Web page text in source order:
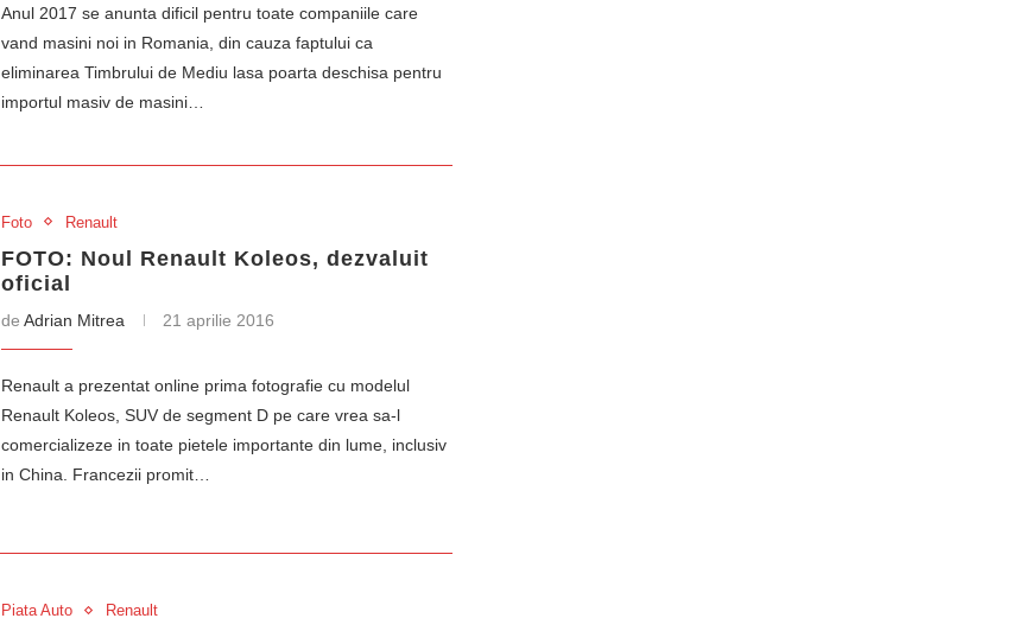
Anul 2017 se anunta dificil pentru toate companiile care
vand masini noi in Romania, din cauza faptului ca
eliminarea Timbrului de Mediu lasa poarta deschisa pentru
importul masiv de masini…
Foto Renault
FOTO: Noul Renault Koleos, dezvaluit
oficial
de Adrian Mitrea 21 aprilie 2016
Renault a prezentat online prima fotografie cu modelul
Renault Koleos, SUV de segment D pe care vrea sa-l
comercializeze in toate pietele importante din lume, inclusiv
in China. Francezii promit…
Piata Auto Renault